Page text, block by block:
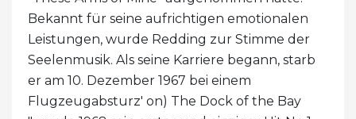
Bekannt für seine aufrichtigen emotionalen
Leistungen, wurde Redding zur Stimme der
Seelenmusik. Als seine Karriere begann, starb
er am 10. Dezember 1967 bei einem
Flugzeugabsturz' on) The Dock of the Bay